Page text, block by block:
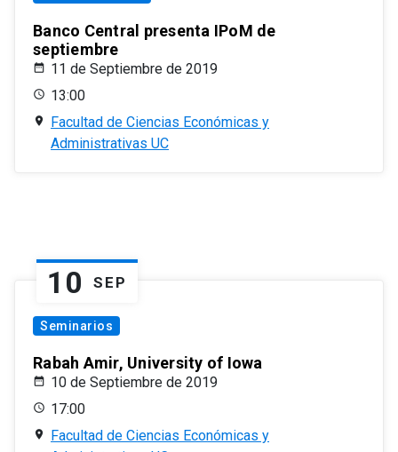
Banco Central presenta IPoM de
septiembre
11 de Septiembre de 2019
13:00
Facultad de Ciencias Económicas y
Administrativas UC
10 SEP
Seminarios
Rabah Amir, University of Iowa
10 de Septiembre de 2019
17:00
Facultad de Ciencias Económicas y